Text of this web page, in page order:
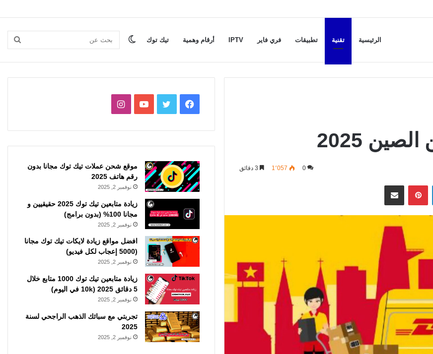
الرئيسية تقنية تطبيقات فري فاير IPTV أرقام وهمية تيك توك بحث الوضع
0 1٬057
لينكدإن بينتيريستمشاركة عبر البريد
فيسبوكتويتر يوتيوبانستقرام
موقع شحن عملات تيك توك مجانا بدون
رقم هاتف 2025
نوفمبر 2, 2025
زيادة متابعين تيك توك 2025 حقيقيين و
مجانا 100% (بدون برامج)
نوفمبر 2, 2025
افضل مواقع زيادة لايكات تيك توك مجانا
(5000 إعجاب لكل فيديو)
نوفمبر 2, 2025
زيادة متابعين تيك توك 1000 متابع خلال
5 دقائق 2025 (10k في اليوم)
نوفمبر 2, 2025
تجربتي مع سبائك الذهب الراجحي لسنة
2025
نوفمبر 2, 2025